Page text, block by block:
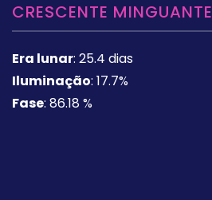
CRESCENTE MINGUANTE
Era lunar: 25.4 dias
Iluminação: 17.7%
Fase: 86.18 %